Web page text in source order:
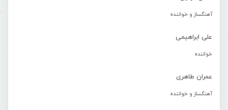
آهنگساز و خواننده
علی ابراهیمی
خواننده
عمران طاهری
آهنگساز و خواننده